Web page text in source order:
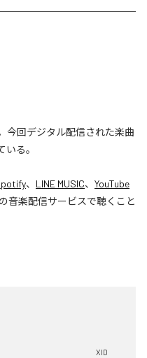
今回デジタル配信された楽曲
いる。
、 LINE MUSIC、 YouTube
音楽配信サービスで聴くこと
XID